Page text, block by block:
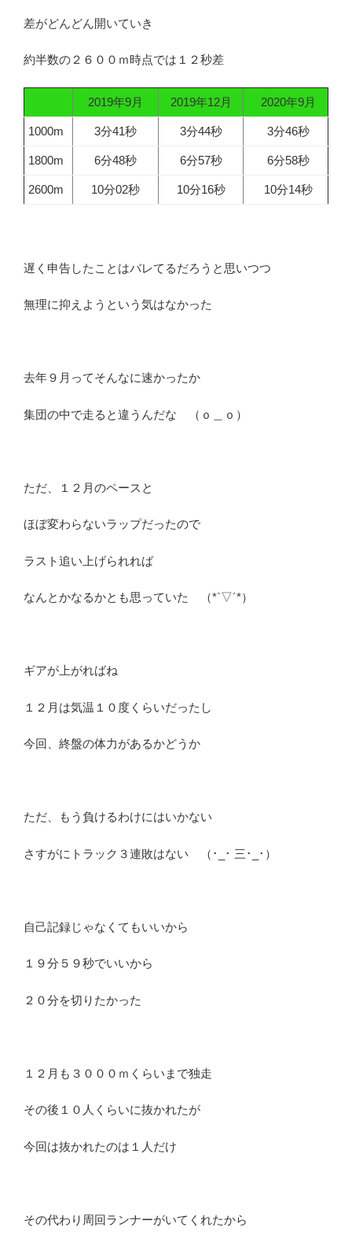
差がどんどん開いていき
約半数の２６００ｍ時点では１２秒差
2019年9月 2019年12月 2020年9月
1000m 3分41秒 3分44秒 3分46秒
1800m 6分48秒 6分57秒 6分58秒
2600m 10分02秒 10分16秒 10分14秒
遅く申告したことはバレてるだろうと思いつつ
無理に抑えようという気はなかった
去年９月ってそんなに速かったか
集団の中で走ると違うんだな （ｏ＿ｏ）
ただ、１２月のペースと
ほぼ変わらないラップだったので
ラスト追い上げられれば
なんとかなるかとも思っていた （*`▽´*）
ギアが上がればね
１２月は気温１０度くらいだったし
今回、終盤の体力があるかどうか
ただ、もう負けるわけにはいかない
さすがにトラック３連敗はない （･_･ 三･_･）
自己記録じゃなくてもいいから
１９分５９秒でいいから
２０分を切りたかった
１２月も３０００ｍくらいまで独走
その後１０人くらいに抜かれたが
今回は抜かれたのは１人だけ
その代わり周回ランナーがいてくれたから